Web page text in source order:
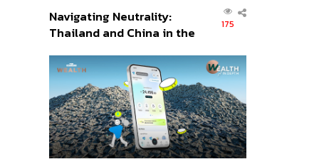
Navigating Neutrality:
Thailand and China in the
Order
175